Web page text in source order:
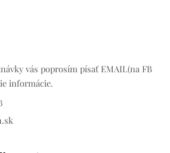
vás poprosím písať EMAIL(na FB
informácie.